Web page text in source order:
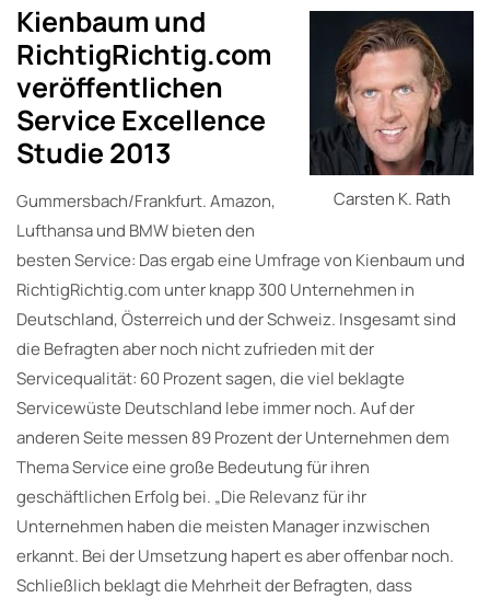
Carsten K. Rath
Kienbaum und
RichtigRichtig.com
veröffentlichen
Service Excellence
Studie 2013
Gummersbach/Frankfurt. Amazon,
Lufthansa und BMW bieten den
besten Service: Das ergab eine Umfrage von Kienbaum und
RichtigRichtig.com unter knapp 300 Unternehmen in
Deutschland, Österreich und der Schweiz. Insgesamt sind
die Befragten aber noch nicht zufrieden mit der
Servicequalität: 60 Prozent sagen, die viel beklagte
Servicewüste Deutschland lebe immer noch. Auf der
anderen Seite messen 89 Prozent der Unternehmen dem
Thema Service eine große Bedeutung für ihren
geschäftlichen Erfolg bei. „Die Relevanz für ihr
Unternehmen haben die meisten Manager inzwischen
erkannt. Bei der Umsetzung hapert es aber offenbar noch.
Schließlich beklagt die Mehrheit der Befragten, dass